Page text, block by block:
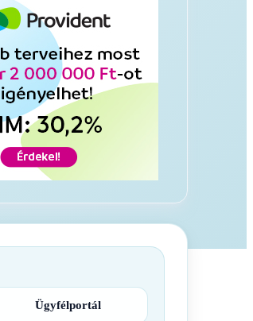
Ügyfélportál